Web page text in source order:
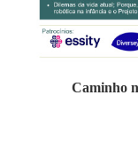
Caminho